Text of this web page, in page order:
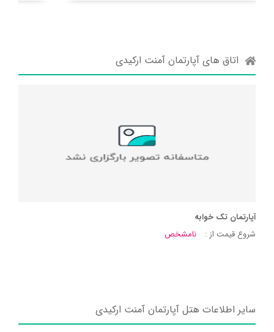
اتاق های آپارتمان آمنت ارکیدی
آپارتمان تک خوابه
شروع قیمت از :
نامشخص
سایر اطلاعات هتل آپارتمان آمنت ارکیدی